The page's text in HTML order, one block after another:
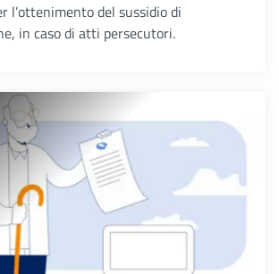
l’ottenimento del sussidio di
in caso di atti persecutori.